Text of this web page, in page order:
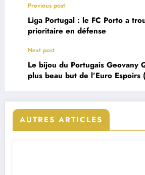
Previous post
Liga Portugal : le FC Porto a
prioritaire en défense
Next post
Le bijou du Portugais Geovany
plus beau but de l’Euro Espoirs
AUTRES ARTICLES